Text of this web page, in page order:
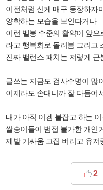
이전처럼 신케 매구 등장하자
양학하는 모습을 보인다거나
이런 벨붕 수준의 활약이 앞으
라고 행복회로 돌려봄 그리고
진짜 밸런스 패치는 저렇게
글쓰는 지금도 검사수명이 많
이제라도 손대니까 잘 다듬어
내가 아직 이겜 붙잡고 하는
쌀숭이들이 범접 불가한 개인
제발 기싸움 고집 버리고 유저
2